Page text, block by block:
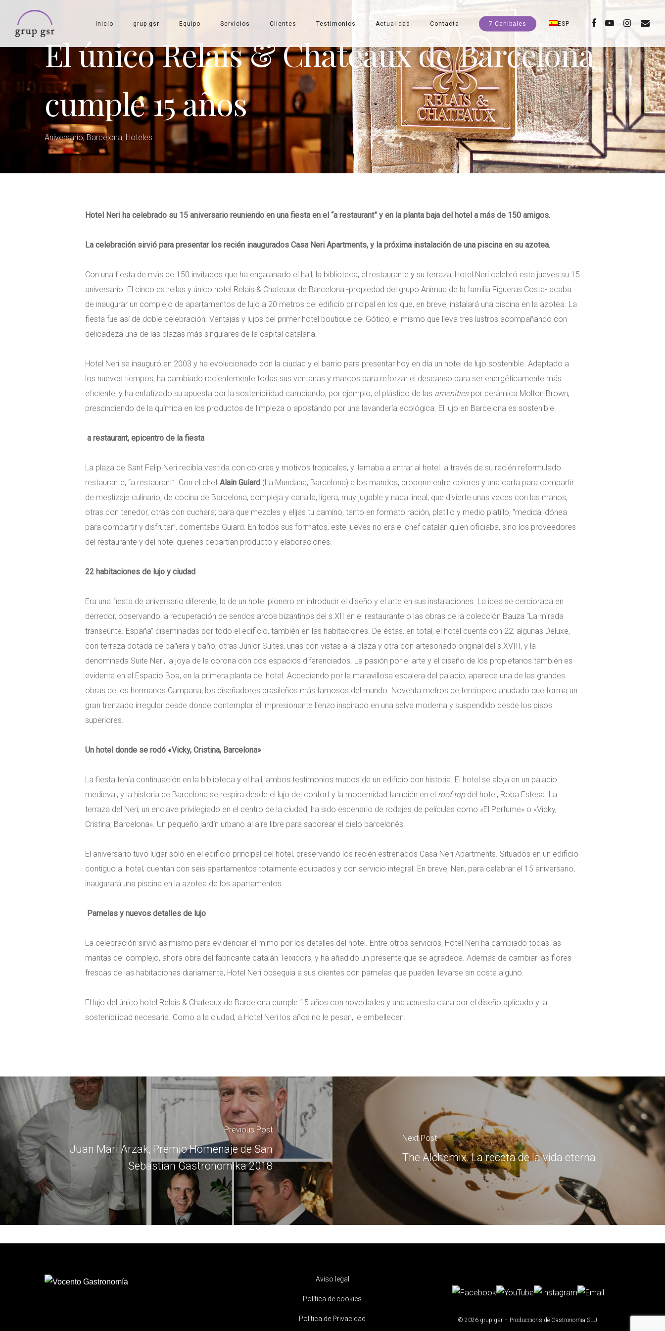
main
Inicio grup gsr Equipo Servicios Clientes Testimonios Actualidad Contacta 7 Caníbales ESP facebookyoutubeinstagram
email
El único Relais & Chateaux de Barcelona
cumple 15 años
Aniversario, Barcelona, Hoteles
Hotel Neri ha celebrado su 15 aniversario reuniendo en una fiesta en el “a restaurant” y en la planta baja del hotel a más de 150 amigos.
La celebración sirvió para presentar los recién inaugurados Casa Neri Apartments, y la próxima instalación de una piscina en su azotea.
Con una fiesta de más de 150 invitados que ha engalanado el hall, la biblioteca, el restaurante y su terraza, Hotel Neri celebró este jueves su 15
aniversario. El cinco estrellas y único hotel Relais & Chateaux de Barcelona -propiedad del grupo Animua de la familia Figueras Costa- acaba
de inaugurar un complejo de apartamentos de lujo a 20 metros del edificio principal en los que, en breve, instalará una piscina en la azotea. La
fiesta fue así de doble celebración. Ventajas y lujos del primer hotel boutique del Gótico, el mismo que lleva tres lustros acompañando con
delicadeza una de las plazas más singulares de la capital catalana.
Hotel Neri se inauguró en 2003 y ha evolucionado con la ciudad y el barrio para presentar hoy en día un hotel de lujo sostenible. Adaptado a
los nuevos tiempos, ha cambiado recientemente todas sus ventanas y marcos para reforzar el descanso para ser energéticamente más
eficiente, y ha enfatizado su apuesta por la sostenibilidad cambiando, por ejemplo, el plástico de las amenitiespor cerámica Molton Brown,
prescindiendo de la química en los productos de limpieza o apostando por una lavandería ecológica. El lujo en Barcelona es sostenible.
a restaurant, epicentro de la fiesta
La plaza de Sant Felip Neri recibía vestida con colores y motivos tropicales, y llamaba a entrar al hotel a través de su recién reformulado
restaurante, “a restaurant”. Con el chefAlain Guiard (La Mundana, Barcelona) a los mandos, propone entre colores y una carta para compartir
de mestizaje culinario, de cocina de Barcelona, compleja y canalla, ligera, muy jugable y nada lineal, que divierte unas veces con las manos,
otras con tenedor, otras con cuchara; para que mezcles y elijas tu camino, tanto en formato ración, platillo y medio platillo, “medida idónea
para compartir y disfrutar”, comentaba Guiard. En todos sus formatos, este jueves no era el chef catalán quien oficiaba, sino los proveedores
del restaurante y del hotel quienes departían producto y elaboraciones.
22 habitaciones de lujo y ciudad
Era una fiesta de aniversario diferente, la de un hotel pionero en introducir el diseño y el arte en sus instalaciones. La idea se cercioraba en
derredor, observando la recuperación de sendos arcos bizantinos del s.XII en el restaurante o las obras de la colección Bauza “La mirada
transeúnte. España” diseminadas por todo el edificio, también en las habitaciones. De éstas, en total, el hotel cuenta con 22; algunas Deluxe,
con terraza dotada de bañera y baño; otras Junior Suites, unas con vistas a la plaza y otra con artesonado original del s.XVIII, y la
denominada Suite Neri, la joya de la corona con dos espacios diferenciados. La pasión por el arte y el diseño de los propietarios también es
evidente en el Espacio Boa, en la primera planta del hotel. Accediendo por la maravillosa escalera del palacio, aparece una de las grandes
obras de los hermanos Campana, los diseñadores brasileños más famosos del mundo. Noventa metros de terciopelo anudado que forma un
gran trenzado irregular desde donde contemplar el impresionante lienzo inspirado en una selva moderna y suspendido desde los pisos
superiores.
Un hotel donde se rodó «Vicky, Cristina, Barcelona»
La fiesta tenía continuación en la biblioteca y el hall, ambos testimonios mudos de un edificio con historia. El hotel se aloja en un palacio
medieval, y la historia de Barcelona se respira desde el lujo del confort y la modernidad también en el roof topdel hotel, Roba Estesa. La
terraza del Neri, un enclave privilegiado en el centro de la ciudad, ha sido escenario de rodajes de películas como «El Perfume» o «Vicky,
Cristina, Barcelona». Un pequeño jardín urbano al aire libre para saborear el cielo barcelonés.
El aniversario tuvo lugar sólo en el edificio principal del hotel, preservando los recién estrenados Casa Neri Apartments. Situados en un edificio
contiguo al hotel, cuentan con seis apartamentos totalmente equipados y con servicio integral. En breve, Neri, para celebrar el 15 aniversario,
inaugurará una piscina en la azotea de los apartamentos.
Pamelas y nuevos detalles de lujo
La celebración sirvió asimismo para evidenciar el mimo por los detalles del hotel. Entre otros servicios, Hotel Neri ha cambiado todas las
mantas del complejo, ahora obra del fabricante catalán Teixidors, y ha añadido un presente que se agradece. Además de cambiar las flores
frescas de las habitaciones diariamente, Hotel Neri obsequia a sus clientes con pamelas que pueden llevarse sin coste alguno.
El lujo del único hotel Relais & Chateaux de Barcelona cumple 15 años con novedades y una apuesta clara por el diseño aplicado y la
sostenibilidad necesaria. Como a la ciudad, a Hotel Neri los años no le pesan, le embellecen.
Previous Post
Juan Mari Arzak, Premio Homenaje de San
Sebastian Gastronomika 2018
Next Post
The Alchemix. La receta de la vida eterna
Aviso legal
Política de cookies
Política de Privacidad © 2026 grup gsr – Produccions de Gastronomia SLU.